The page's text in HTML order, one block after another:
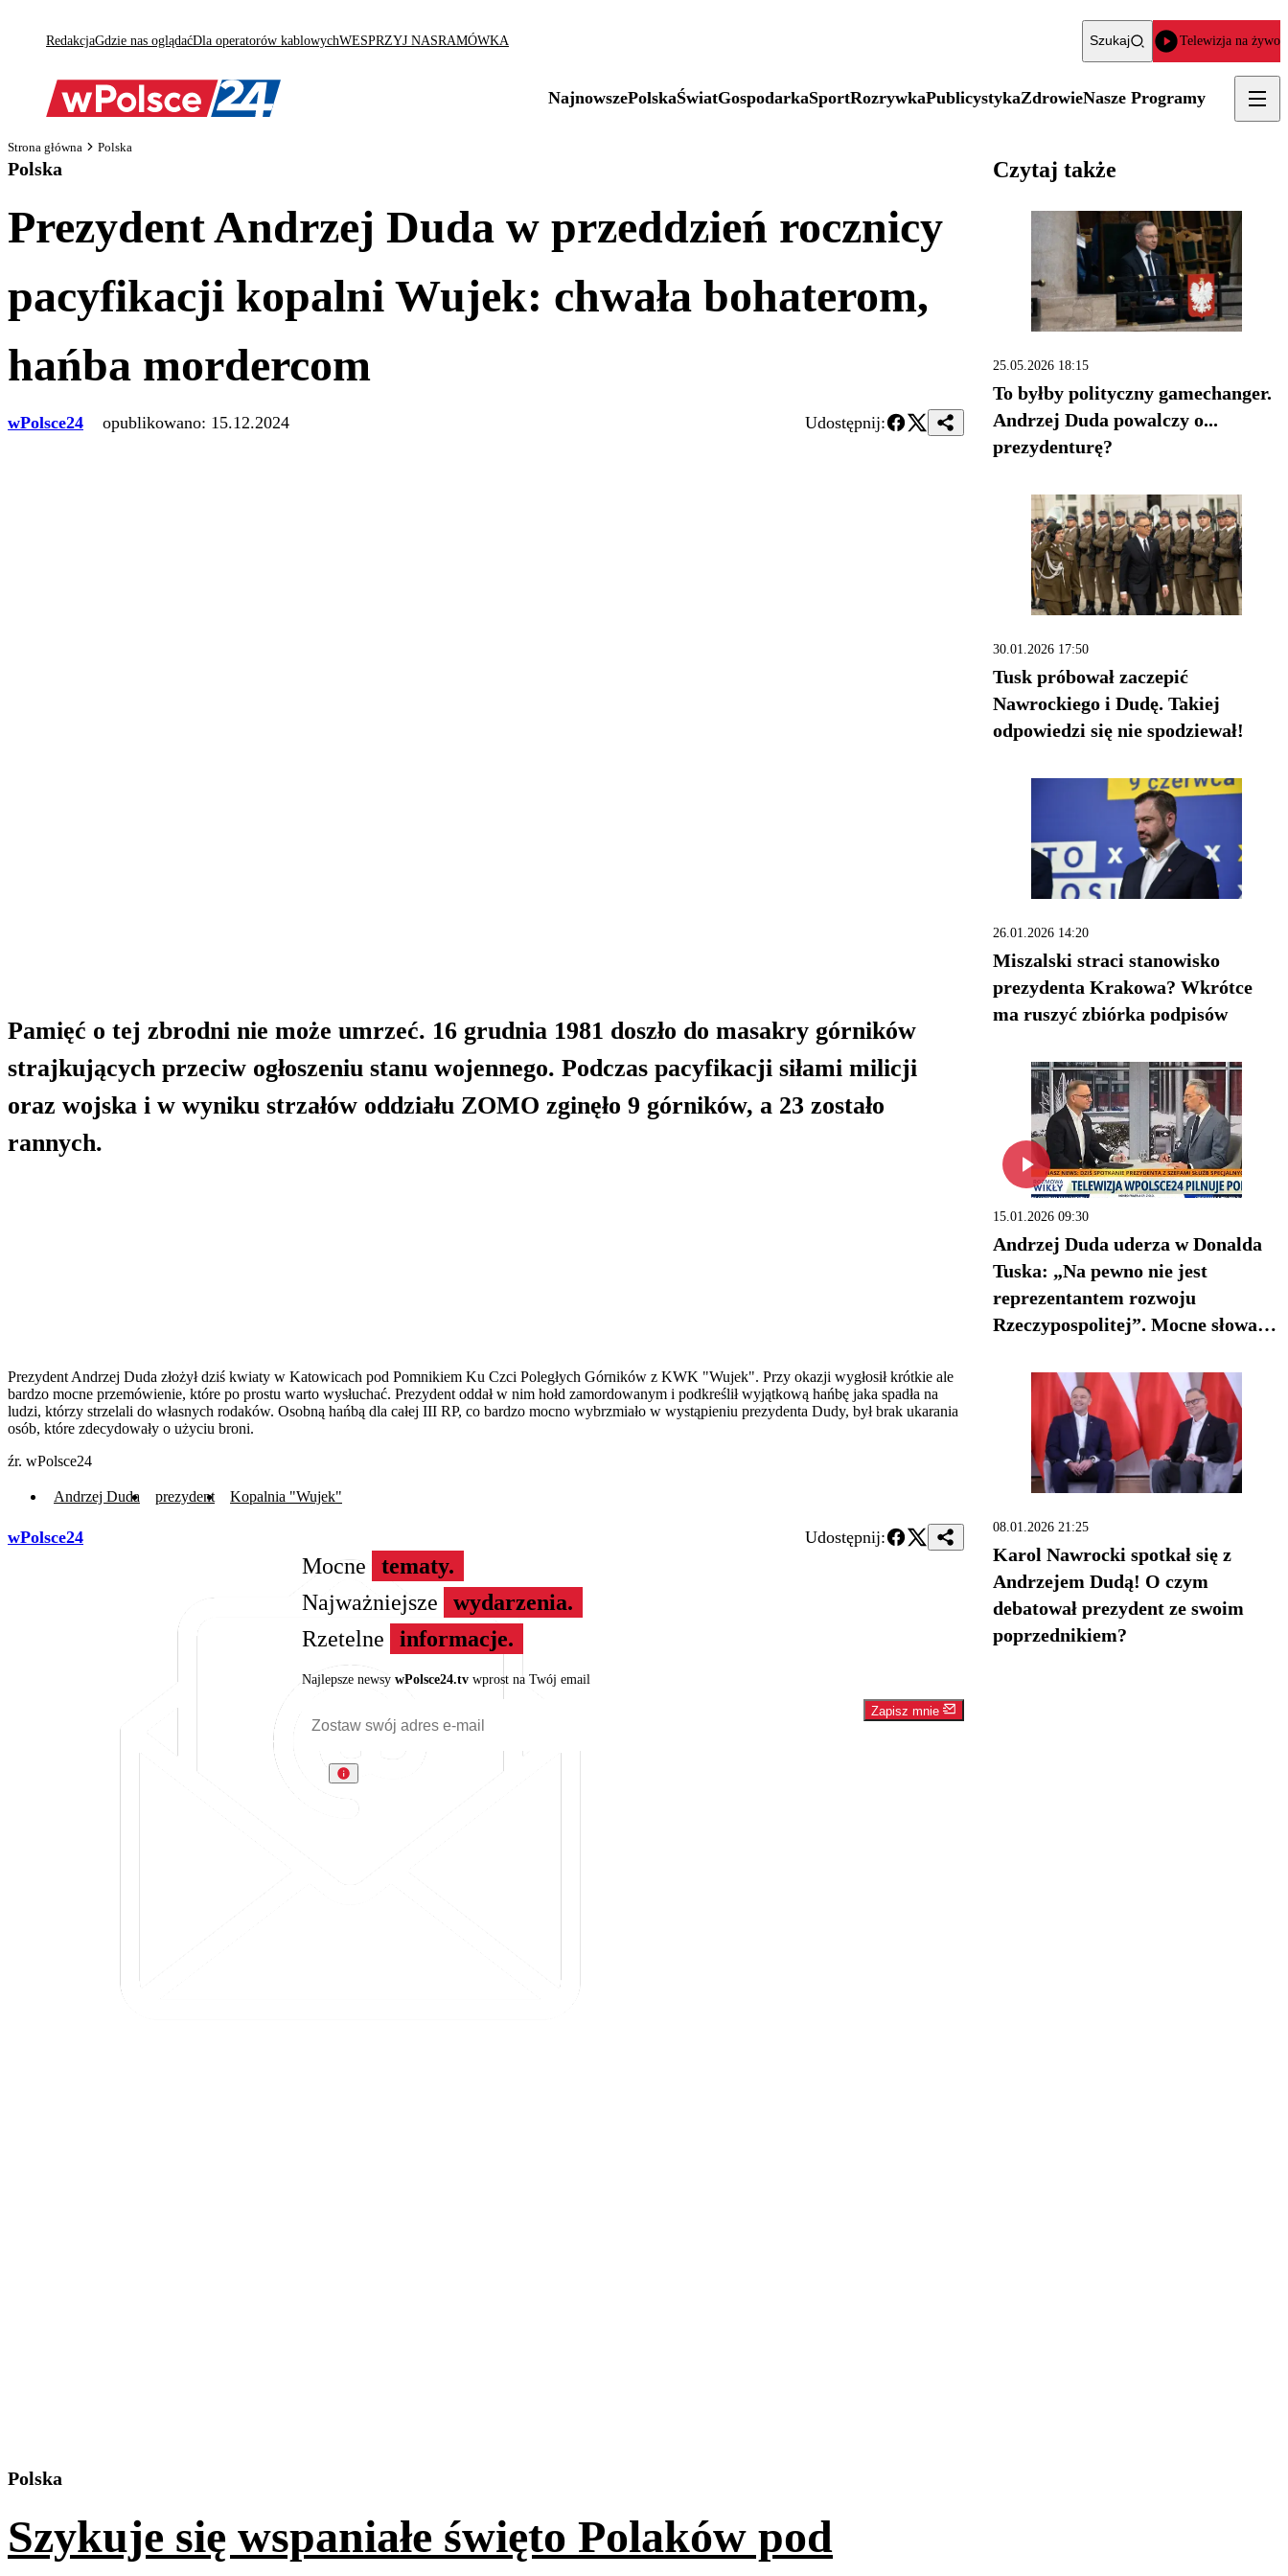
RedakcjaGdzie nas oglądaćDla operatorów kablowychWESPRZYJ NASRAMÓWKA Szukaj Telewizja na żywo
NajnowszePolskaŚwiatGospodarkaSportRozrywkaPublicystykaZdrowieNasze Programy
Strona główna Polska
Polska
Prezydent Andrzej Duda w przeddzień rocznicy
pacyfikacji kopalni Wujek: chwała bohaterom,
hańba mordercom
wPolsce24 opublikowano: 15.12.2024 Udostępnij:
Pamięć o tej zbrodni nie może umrzeć. 16 grudnia 1981 doszło do masakry górników
strajkujących przeciw ogłoszeniu stanu wojennego. Podczas pacyfikacji siłami milicji
oraz wojska i w wyniku strzałów oddziału ZOMO zginęło 9 górników, a 23 zostało
rannych.
Prezydent Andrzej Duda złożył dziś kwiaty w Katowicach pod Pomnikiem Ku Czci Poległych Górników z KWK "Wujek". Przy okazji wygłosił krótkie ale
bardzo mocne przemówienie, które po prostu warto wysłuchać. Prezydent oddał w nim hołd zamordowanym i podkreślił wyjątkową hańbę jaka spadła na
ludzi, którzy strzelali do własnych rodaków. Osobną hańbą dla całej III RP, co bardzo mocno wybrzmiało w wystąpieniu prezydenta Dudy, był brak ukarania
osób, które zdecydowały o użyciu broni.
źr. wPolsce24
Andrzej Duda prezydent Kopalnia "Wujek"
wPolsce24 Udostępnij:
Mocne
tematy.
Najważniejsze
wydarzenia.
Rzetelne
informacje.
Najlepsze newsy wPolsce24.tvwprost na Twój email
Zapisz mnie
Polska
Szykuje się wspaniałe święto Polaków pod
Czytaj także
25.05.2026 18:15
To byłby polityczny gamechanger.
Andrzej Duda powalczy o...
prezydenturę?
30.01.2026 17:50
Tusk próbował zaczepić
Nawrockiego i Dudę. Takiej
odpowiedzi się nie spodziewał!
26.01.2026 14:20
Miszalski straci stanowisko
prezydenta Krakowa? Wkrótce
ma ruszyć zbiórka podpisów
15.01.2026 09:30
Andrzej Duda uderza w Donalda
Tuska: „Na pewno nie jest
reprezentantem rozwoju
Rzeczypospolitej”. Mocne słowa w
08.01.2026 21:25
Karol Nawrocki spotkał się z
Andrzejem Dudą! O czym
debatował prezydent ze swoim
poprzednikiem?